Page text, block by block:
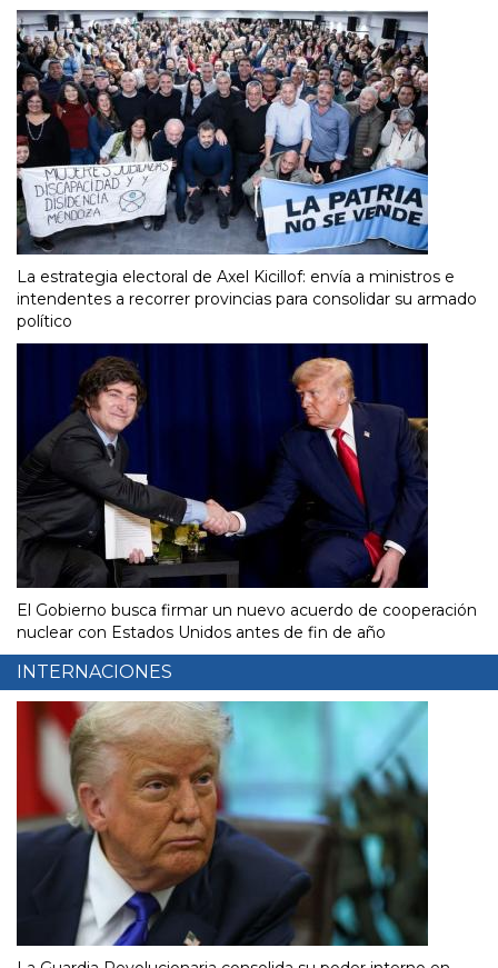
La estrategia electoral de Axel Kicillof: envía a ministros e
intendentes a recorrer provincias para consolidar su armado
político
El Gobierno busca firmar un nuevo acuerdo de cooperación
nuclear con Estados Unidos antes de fin de año
INTERNACIONES